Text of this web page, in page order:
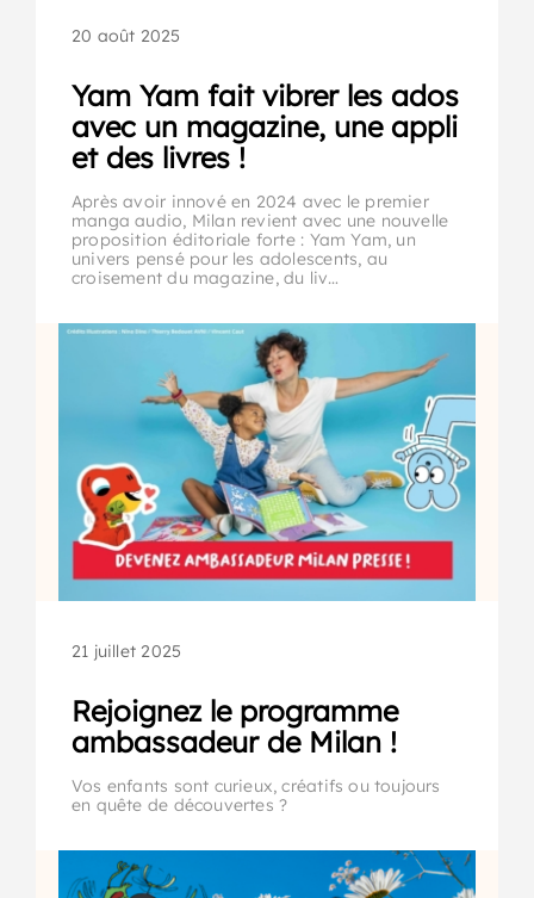
20 août 2025
Yam Yam fait vibrer les ados
avec un magazine, une appli
et des livres !
Après avoir innové en 2024 avec le premier
manga audio, Milan revient avec une nouvelle
proposition éditoriale forte : Yam Yam, un
univers pensé pour les adolescents, au
croisement du magazine, du liv…
21 juillet 2025
Rejoignez le programme
ambassadeur de Milan !
Vos enfants sont curieux, créatifs ou toujours
en quête de découvertes ?